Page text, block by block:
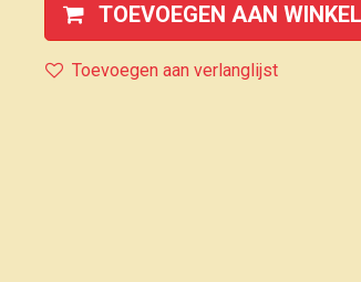
TOEVOEGEN AAN
Toevoegen aan verlanglijst